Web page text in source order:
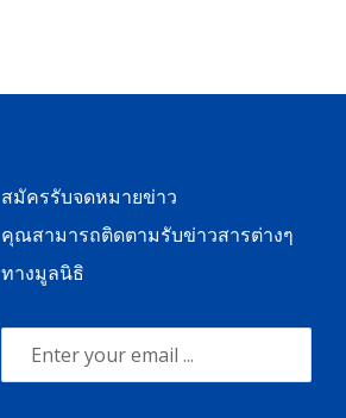
สมัครรับจดหมายข่าว
คุณสามารถติดตามรับข่าวสารต่างๆ
ทางมูลนิธิ